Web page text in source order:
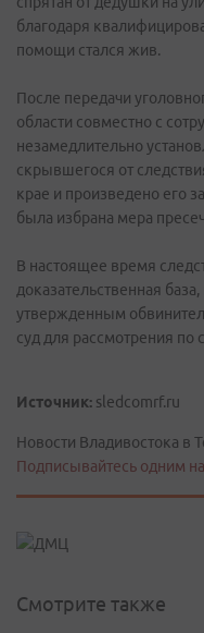
благодаря
помощи стался жив.
После передачи
области совместно с
незамедлительно
скрывшегося от
крае и произведено его
была избрана мера
В настоящее время
доказательственная
утвержденным
суд для рассмотрения по
Источник: sledcomrf.ru
Новости Владивостока в
Подписывайтесь одним
Смотрите также